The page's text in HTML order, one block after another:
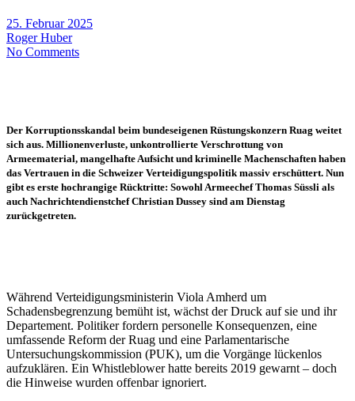
25. Februar 2025
Roger Huber
No Comments
Der Korruptionsskandal beim bundeseigenen Rüstungskonzern Ruag weitet
sich aus. Millionenverluste, unkontrollierte Verschrottung von
Armeematerial, mangelhafte Aufsicht und kriminelle Machenschaften haben
das Vertrauen in die Schweizer Verteidigungspolitik massiv erschüttert. Nun
gibt es erste hochrangige Rücktritte: Sowohl Armeechef Thomas Süssli als
auch Nachrichtendienstchef Christian Dussey sind am Dienstag
zurückgetreten.
Während Verteidigungsministerin Viola Amherd um
Schadensbegrenzung bemüht ist, wächst der Druck auf sie und ihr
Departement. Politiker fordern personelle Konsequenzen, eine
umfassende Reform der Ruag und eine Parlamentarische
Untersuchungskommission (PUK), um die Vorgänge lückenlos
aufzuklären. Ein Whistleblower hatte bereits 2019 gewarnt – doch
die Hinweise wurden offenbar ignoriert.